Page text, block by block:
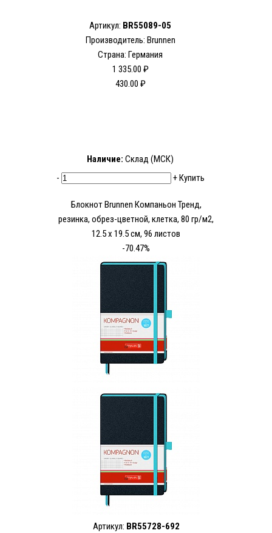
Артикул: BR55089-05
Производитель: Brunnen
Страна: Германия
1 335.00 ₽
430.00 ₽
Наличие: Склад (МСК)
-
+Купить
Блокнот Brunnen Компаньон Тренд,
резинка, обрез-цветной, клетка, 80 гр/м2,
12.5 х 19.5 см, 96 листов
-70.47%
Артикул: BR55728-692